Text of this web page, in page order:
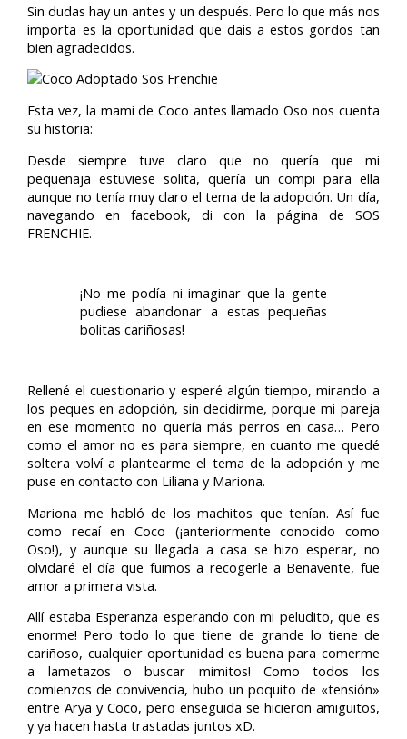
Sin dudas hay un antes y un después. Pero lo que más nos
importa es la oportunidad que dais a estos gordos tan
bien agradecidos.
Esta vez, la mami de Coco antes llamado Oso nos cuenta
su historia:
Desde siempre tuve claro que no quería que mi
pequeñaja estuviese solita, quería un compi para ella
aunque no tenía muy claro el tema de la adopción. Un día,
navegando en facebook, di con la página de SOS
FRENCHIE.
¡No me podía ni imaginar que la gente
pudiese abandonar a estas pequeñas
bolitas cariñosas!
Rellené el cuestionario y esperé algún tiempo, mirando a
los peques en adopción, sin decidirme, porque mi pareja
en ese momento no quería más perros en casa… Pero
como el amor no es para siempre, en cuanto me quedé
soltera volví a plantearme el tema de la adopción y me
puse en contacto con Liliana y Mariona.
Mariona me habló de los machitos que tenían. Así fue
como recaí en Coco (¡anteriormente conocido como
Oso!), y aunque su llegada a casa se hizo esperar, no
olvidaré el día que fuimos a recogerle a Benavente, fue
amor a primera vista.
Allí estaba Esperanza esperando con mi peludito, que es
enorme! Pero todo lo que tiene de grande lo tiene de
cariñoso, cualquier oportunidad es buena para comerme
a lametazos o buscar mimitos! Como todos los
comienzos de convivencia, hubo un poquito de «tensión»
entre Arya y Coco, pero enseguida se hicieron amiguitos,
y ya hacen hasta trastadas juntos xD.